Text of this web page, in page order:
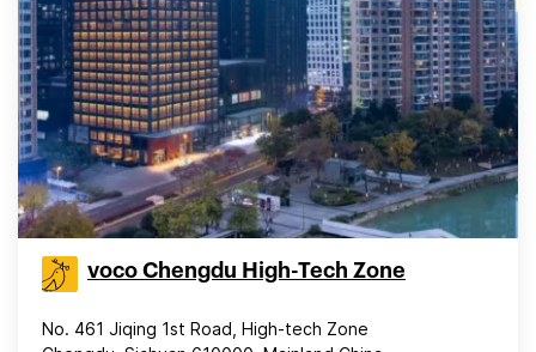
voco Chengdu High-Tech Zone
No. 461 Jiqing 1st Road, High-tech Zone